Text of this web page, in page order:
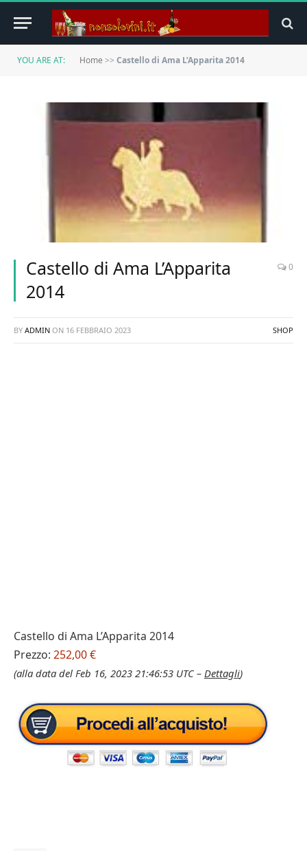
YOU ARE AT: Home >> Castello di Ama L’Apparita 2014
Castello di Ama L’Apparita
2014
0
BY ADMIN ON 16 FEBBRAIO 2023 SHOP
Castello di Ama L’Apparita 2014
Prezzo: 252,00 €
(alla data del Feb 16, 2023 21:46:53 UTC – Dettagli)